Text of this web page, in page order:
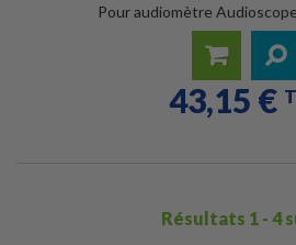
Pour audiomètre
43,15 €
Ajouter
au
Résultats 1 - 4